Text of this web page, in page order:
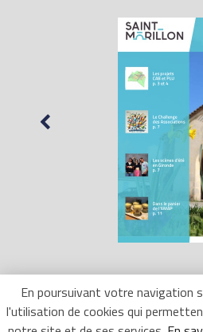
En poursuivant votre navigation
l'utilisation de cookies qui
Mentions Légales - Site